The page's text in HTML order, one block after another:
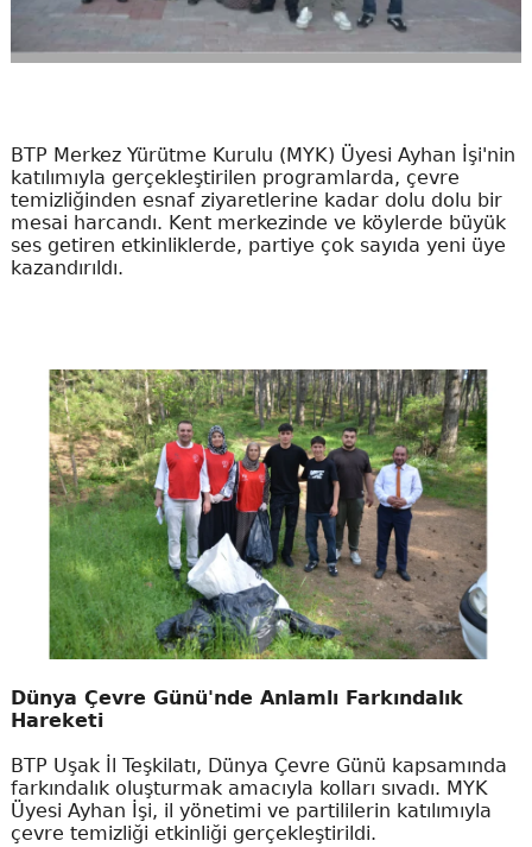
BTP Merkez Yürütme Kurulu (MYK) Üyesi Ayhan İşi'nin
katılımıyla gerçekleştirilen programlarda, çevre
temizliğinden esnaf ziyaretlerine kadar dolu dolu bir
mesai harcandı. Kent merkezinde ve köylerde büyük
ses getiren etkinliklerde, partiye çok sayıda yeni üye
kazandırıldı.
Dünya Çevre Günü'nde Anlamlı Farkındalık
Hareketi
BTP Uşak İl Teşkilatı, Dünya Çevre Günü kapsamında
farkındalık oluşturmak amacıyla kolları sıvadı. MYK
Üyesi Ayhan İşi, il yönetimi ve partililerin katılımıyla
çevre temizliği etkinliği gerçekleştirildi.